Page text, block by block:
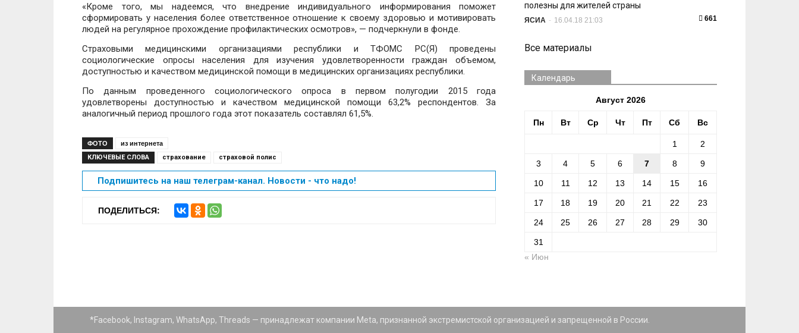
«Кроме того, мы надеемся, что внедрение индивидуального информирования поможет
сформировать у населения более ответственное отношение к своему здоровью и мотивировать
людей на регулярное прохождение профилактических осмотров», — подчеркнули в фонде.
Страховыми медицинскими организациями республики и ТФОМС РС(Я) проведены
социологические опросы населения для изучения удовлетворенности граждан объемом,
доступностью и качеством медицинской помощи в медицинских организациях республики.
По данным проведенного социологического опроса в первом полугодии 2015 года
удовлетворены доступностью и качеством медицинской помощи 63,2% респондентов. За
аналогичный период прошлого года этот показатель составлял 61,5%.
ФОТО из интернета
КЛЮЧЕВЫЕ СЛОВА страхование страховой полис
Подпишитесь на наш телеграм-канал. Новости - что надо!
ПОДЕЛИТЬСЯ:
полезны для жителей страны
ЯСИА - 16.04.18 21:03 661
Все материалы
Календарь
Август 2026
Пн Вт Ср Чт Пт Сб Вс
1 2
3 4 5 6 7 8 9
10 11 12 13 14 15 16
17 18 19 20 21 22 23
24 25 26 27 28 29 30
31
« Июн
*Facebook, Instagram, WhatsApp, Threads — принадлежат компании Meta, признанной экстремистской организацией и запрещенной в России.